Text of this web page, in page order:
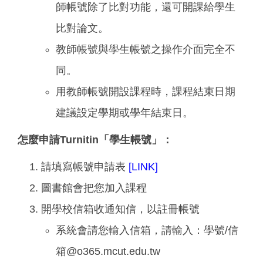
師帳號除了比對功能，還可開課給學生
比對論文。
教師帳號與學生帳號之操作介面完全不
同。
用教師帳號開設課程時，課程結束日期
建議設定學期或學年結束日。
怎麼申請Turnitin「學生帳號」：
請填寫帳號申請表 [LINK]
圖書館會把您加入課程
開學校信箱收通知信，以註冊帳號
系統會請您輸入信箱，請輸入：學號/信
箱@o365.mcut.edu.tw